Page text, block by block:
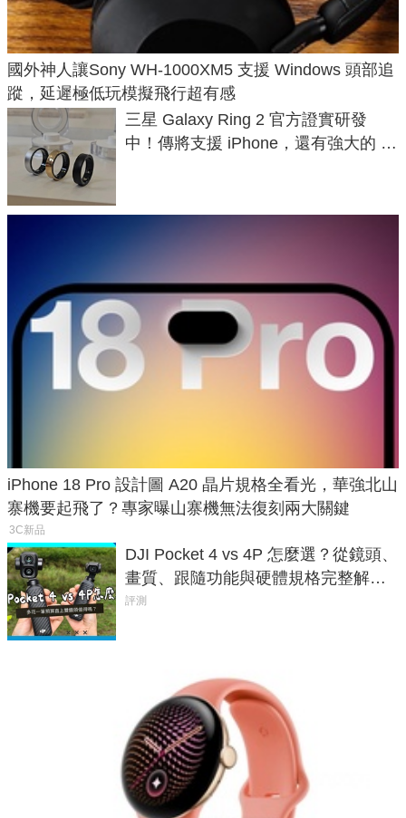
國外神人讓Sony WH-1000XM5 支援 Windows 頭部追
蹤，延遲極低玩模擬飛行超有感
三星 Galaxy Ring 2 官方證實研發
中！傳將支援 iPhone，還有強大的 AI
iPhone 18 Pro 設計圖 A20 晶片規格全看光，華強北山
寨機要起飛了？專家曝山寨機無法復刻兩大關鍵
3C新品
DJI Pocket 4 vs 4P 怎麼選？從鏡頭、
畫質、跟隨功能與硬體規格完整解
析，一次看懂兩台差異
評測